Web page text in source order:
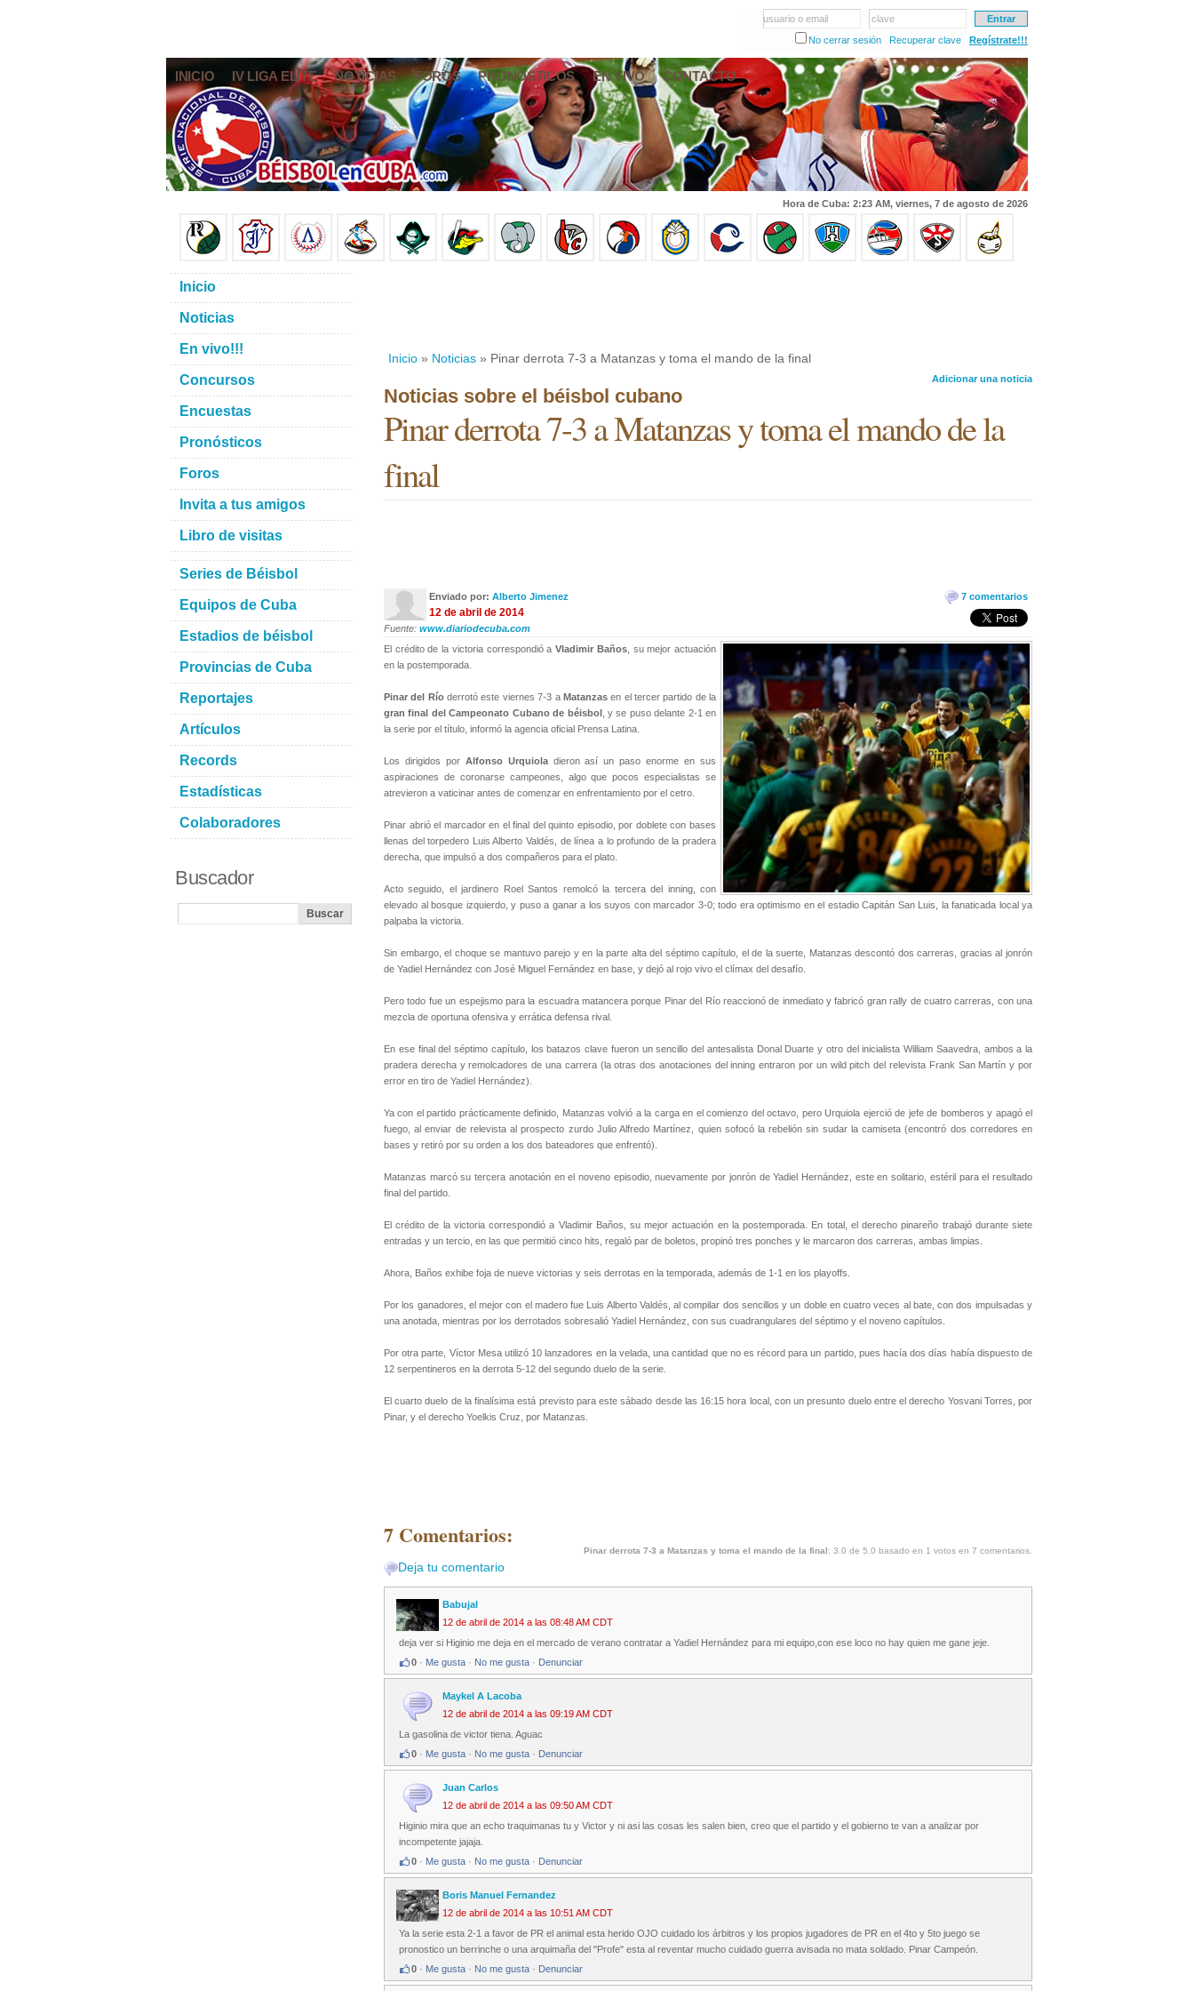
usuario o email
clave
No cerrar sesión
Recuperar clave Regístrate!!!
INICIO IV LIGA ELITE NOTICIAS FOROS PRONÓSTICOS EN VIVO CONTACTO
Hora de Cuba: 2:23 AM, viernes, 7 de agosto de 2026
Inicio » Noticias » Pinar derrota 7-3 a Matanzas y toma el mando de la final
Adicionar una noticia
Noticias sobre el béisbol cubano
Pinar derrota 7-3 a Matanzas y toma el mando de la
final
7 comentarios
Enviado por: Alberto Jimenez
12 de abril de 2014
Fuente: www.diariodecuba.com
El crédito de la victoria correspondió aVladimir Baños, su mejor actuación
en la postemporada.
Pinar del Ríoderrotó este viernes 7-3 a Matanzasen el tercer partido de la
gran final del Campeonato Cubano de béisbol, y se puso delante 2-1 en
la serie por el título, informó la agencia oficial Prensa Latina.
Los dirigidos por Alfonso Urquioladieron así un paso enorme en sus
aspiraciones de coronarse campeones, algo que pocos especialistas se
atrevieron a vaticinar antes de comenzar en enfrentamiento por el cetro.
Pinar abrió el marcador en el final del quinto episodio, por doblete con bases
llenas del torpedero Luis Alberto Valdés, de línea a lo profundo de la pradera
derecha, que impulsó a dos compañeros para el plato.
Acto seguido, el jardinero Roel Santos remolcó la tercera del inning, con
elevado al bosque izquierdo, y puso a ganar a los suyos con marcador 3-0; todo era optimismo en el estadio Capitán San Luis, la fanaticada local ya
palpaba la victoria.
Sin embargo, el choque se mantuvo parejo y en la parte alta del séptimo capítulo, el de la suerte, Matanzas descontó dos carreras, gracias al jonrón
de Yadiel Hernández con José Miguel Fernández en base, y dejó al rojo vivo el clímax del desafío.
Pero todo fue un espejismo para la escuadra matancera porque Pinar del Río reaccionó de inmediato y fabricó gran rally de cuatro carreras, con una
mezcla de oportuna ofensiva y errática defensa rival.
En ese final del séptimo capítulo, los batazos clave fueron un sencillo del antesalista Donal Duarte y otro del inicialista William Saavedra, ambos a la
pradera derecha y remolcadores de una carrera (la otras dos anotaciones del inning entraron por un wild pitch del relevista Frank San Martín y por
error en tiro de Yadiel Hernández).
Ya con el partido prácticamente definido, Matanzas volvió a la carga en el comienzo del octavo, pero Urquiola ejerció de jefe de bomberos y apagó el
fuego, al enviar de relevista al prospecto zurdo Julio Alfredo Martínez, quien sofocó la rebelión sin sudar la camiseta (encontró dos corredores en
bases y retiró por su orden a los dos bateadores que enfrentó).
Matanzas marcó su tercera anotación en el noveno episodio, nuevamente por jonrón de Yadiel Hernández, este en solitario, estéril para el resultado
final del partido.
El crédito de la victoria correspondió a Vladimir Baños, su mejor actuación en la postemporada. En total, el derecho pinareño trabajó durante siete
entradas y un tercio, en las que permitió cinco hits, regaló par de boletos, propinó tres ponches y le marcaron dos carreras, ambas limpias.
Ahora, Baños exhibe foja de nueve victorias y seis derrotas en la temporada, además de 1-1 en los playoffs.
Por los ganadores, el mejor con el madero fue Luis Alberto Valdés, al compilar dos sencillos y un doble en cuatro veces al bate, con dos impulsadas y
una anotada, mientras por los derrotados sobresalió Yadiel Hernández, con sus cuadrangulares del séptimo y el noveno capítulos.
Por otra parte, Víctor Mesa utilizó 10 lanzadores en la velada, una cantidad que no es récord para un partido, pues hacía dos días había dispuesto de
12 serpentineros en la derrota 5-12 del segundo duelo de la serie.
El cuarto duelo de la finalísima está previsto para este sábado desde las 16:15 hora local, con un presunto duelo entre el derecho Yosvani Torres, por
Pinar, y el derecho Yoelkis Cruz, por Matanzas.
7 Comentarios:
Pinar derrota 7-3 a Matanzas y toma el mando de la final: 3.0 de 5.0 basado en 1 votos en 7 comentarios.
Deja tu comentario
Babujal
12 de abril de 2014 a las 08:48 AM CDT
deja ver si Higinio me deja en el mercado de verano contratar a Yadiel Hernández para mi equipo,con ese loco no hay quien me gane jeje.
0 · Me gusta · No me gusta · Denunciar
Maykel A Lacoba
12 de abril de 2014 a las 09:19 AM CDT
La gasolina de victor tiena. Aguac
0 · Me gusta · No me gusta · Denunciar
Juan Carlos
12 de abril de 2014 a las 09:50 AM CDT
Higinio mira que an echo traquimanas tu y Victor y ni asi las cosas les salen bien, creo que el partido y el gobierno te van a analizar por
incompetente jajaja.
0 · Me gusta · No me gusta · Denunciar
Boris Manuel Fernandez
12 de abril de 2014 a las 10:51 AM CDT
Ya la serie esta 2-1 a favor de PR el animal esta herido OJO cuidado los árbitros y los propios jugadores de PR en el 4to y 5to juego se
pronostico un berrinche o una arquimaña del "Profe" esta al reventar mucho cuidado guerra avisada no mata soldado. Pinar Campeón.
0 · Me gusta · No me gusta · Denunciar
Inicio
Noticias
En vivo!!!
Concursos
Encuestas
Pronósticos
Foros
Invita a tus amigos
Libro de visitas
Series de Béisbol
Equipos de Cuba
Estadios de béisbol
Provincias de Cuba
Reportajes
Artículos
Records
Estadísticas
Colaboradores
Buscador